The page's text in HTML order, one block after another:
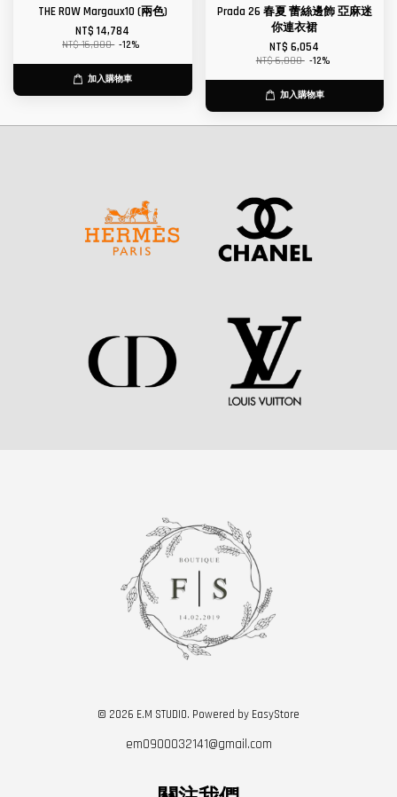
THE ROW Margaux10 (兩色)
NT$ 14,784
NT$ 16,800 -12%
加入購物車
Prada 26 春夏 蕾絲邊飾 亞麻迷
你連衣裙
NT$ 6,054
NT$ 6,880 -12%
加入購物車
© 2026 E.M STUDIO. Powered by EasyStore
em0900032141@gmail.com